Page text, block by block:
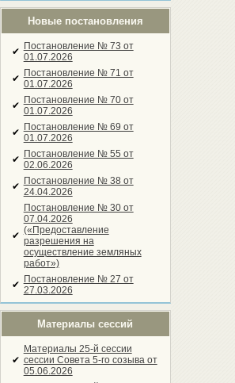
Новые постановления
✔ Постановление № 73 от
01.07.2026
✔ Постановление № 71 от
01.07.2026
✔ Постановление № 70 от
01.07.2026
✔ Постановление № 69 от
01.07.2026
✔ Постановление № 55 от
02.06.2026
✔ Постановление № 38 от
24.04.2026
✔
Постановление № 30 от
07.04.2026
(«Предоставление
разрешения на
осуществление земляных
работ»)
✔ Постановление № 27 от
27.03.2026
Материалы сессий
✔
Материалы 25-й сессии
сессии Совета 5-го созыва от
05.06.2026